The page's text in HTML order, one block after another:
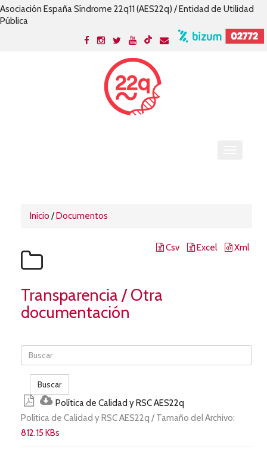
Asociación España Síndrome 22q11 (AES22q) / Entidad de Utilidad
Pública
Inicio /Documentos
Csv Excel Xml
Transparencia / Otra
documentación
Buscar
Política de Calidad y RSC AES22q
Política de Calidad y RSC AES22q / Tamaño del Archivo:
812.15 KBs